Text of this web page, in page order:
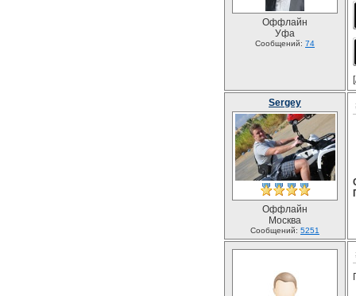
Оффлайн
Уфа
Сообщений: 74
Sergey
Оффлайн
Москва
Сообщений: 5251